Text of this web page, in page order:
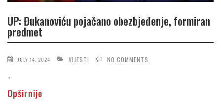
UP: Đukanoviću pojačano obezbjeđenje, formiran
predmet
JULY 14, 2024 VIJESTI NO COMMENTS
...
Opširnije